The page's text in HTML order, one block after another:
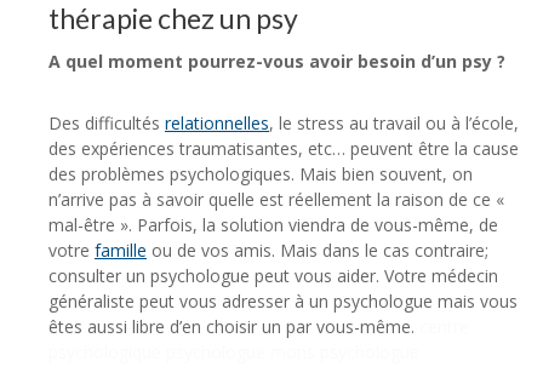
thérapie chez un psy
A quel moment pourrez-vous avoir besoin d’un psy ?
Des difficultés relationnelles, le stress au travail ou à l’école,
des expériences traumatisantes, etc… peuvent être la cause
des problèmes psychologiques. Mais bien souvent, on
n’arrive pas à savoir quelle est réellement la raison de ce «
mal-être ». Parfois, la solution viendra de vous-même, de
votre famille ou de vos amis. Mais dans le cas contraire;
consulter un psychologue peut vous aider. Votre médecin
généraliste peut vous adresser à un psychologue mais vous
êtes aussi libre d’en choisir un par vous-même.